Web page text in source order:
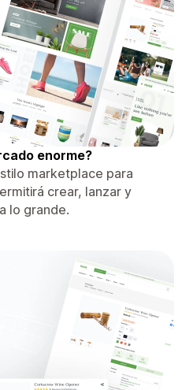
enorme?
marketplace para
crear, lanzar y
lo grande.